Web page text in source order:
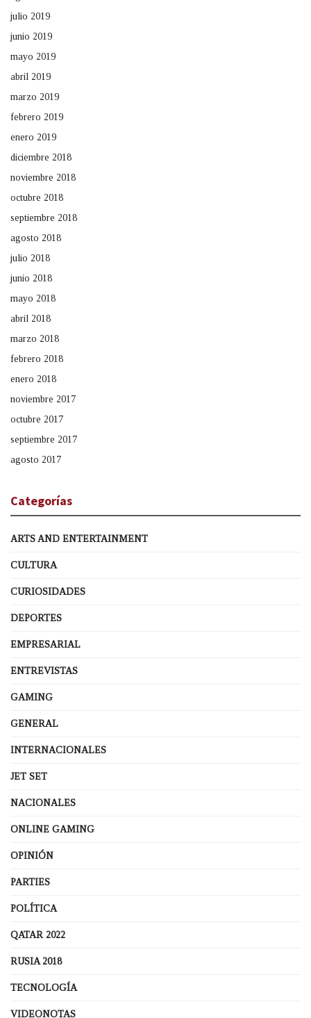
julio 2019
junio 2019
mayo 2019
abril 2019
marzo 2019
febrero 2019
enero 2019
diciembre 2018
noviembre 2018
octubre 2018
septiembre 2018
agosto 2018
julio 2018
junio 2018
mayo 2018
abril 2018
marzo 2018
febrero 2018
enero 2018
noviembre 2017
octubre 2017
septiembre 2017
agosto 2017
Categorías
ARTS AND ENTERTAINMENT
CULTURA
CURIOSIDADES
DEPORTES
EMPRESARIAL
ENTREVISTAS
GAMING
GENERAL
INTERNACIONALES
JET SET
NACIONALES
ONLINE GAMING
OPINIÓN
PARTIES
POLÍTICA
QATAR 2022
RUSIA 2018
TECNOLOGÍA
VIDEONOTAS